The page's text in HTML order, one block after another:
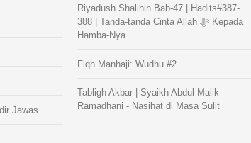
Jawas
Riyadush Shalihin Bab-47 | Hadits#387-
388 | Tanda-tanda Cinta Allah ﷻ Kepada
Hamba-Nya
Fiqh Manhaji: Wudhu #2
Tabligh Akbar | Syaikh Abdul Malik
Ramadhani - Nasihat di Masa Sulit